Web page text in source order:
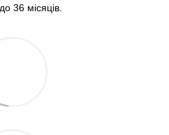
36 місяців.